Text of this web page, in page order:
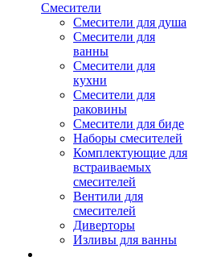
Смесители
Смесители для душа
Смесители для
ванны
Смесители для
кухни
Смесители для
раковины
Смесители для биде
Наборы смесителей
Комплектующие для
встраиваемых
смесителей
Вентили для
смесителей
Диверторы
Изливы для ванны